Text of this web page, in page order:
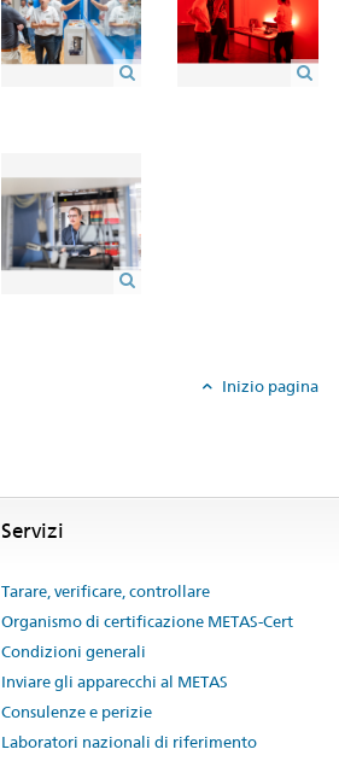
Inizio pagina
Servizi
Tarare, verificare, controllare
Organismo di certificazione METAS-Cert
Condizioni generali
Inviare gli apparecchi al METAS
Consulenze e perizie
Laboratori nazionali di riferimento